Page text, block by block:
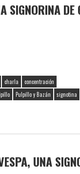
SIGNORINA
charla
concentración
Pulpillo y Bazán signotina
UNA